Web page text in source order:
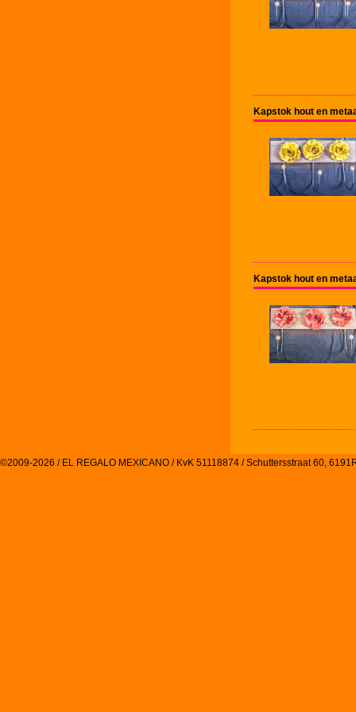
Kapstok hout en
Kapstok hout en
©2009-2026 / EL REGALO MEXICANO / KvK 51118874 / Schuttersstraat 60,